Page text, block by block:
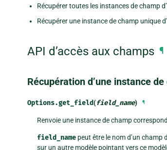
Récupérer toutes les instances de champ
Récupérer une instance de champ unique
API d’accès aux champs ¶
Récupération d’une instance
Options.get_field(field_name) ¶
Renvoie une instance de champ
field_namepeut être le nom d’un champ
sur un autre modèle pointant vers ce